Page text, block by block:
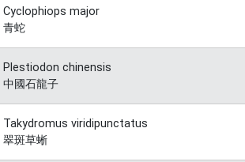
Cyclophiops major
青蛇
Plestiodon chinensis
中國石龍子
Takydromus viridipunctatus
翠斑草蜥